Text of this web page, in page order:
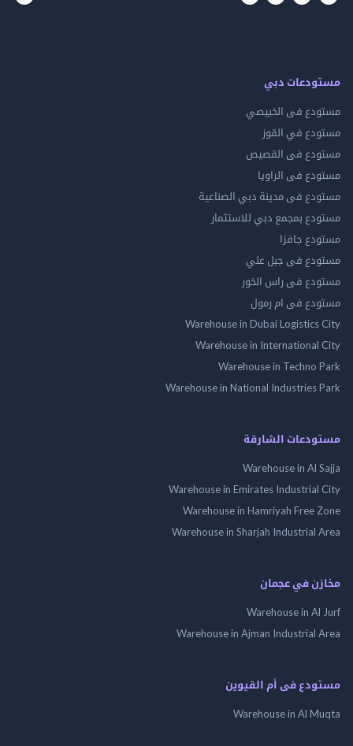
مستودعات دبي
مستودع فى الخبيصي
مستودع في القوز
مستودع فى القصيص
مستودع فى الراويا
مستودع فى مدينة دبي الصناعية
مستودع بمجمع دبي للاستثمار
مستودع جافزا
مستودع فى جبل علي
مستودع فى راس الخور
مستودع فى ام رمول
Warehouse in Dubai Logistics City
Warehouse in International City
Warehouse in Techno Park
Warehouse in National Industries Park
مستودعات الشارقة
Warehouse in Al Sajja
Warehouse in Emirates Industrial City
Warehouse in Hamriyah Free Zone
Warehouse in Sharjah Industrial Area
مخازن في عجمان
Warehouse in Al Jurf
Warehouse in Ajman Industrial Area
مستودع فى أم القيوين
Warehouse in Al Muqta